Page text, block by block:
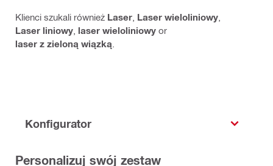
Klienci szukali również Laser Laser wieloliniowy
Laser liniowy laser wieloliniowy or
laser z zieloną wiązką
Konfigurator
Personalizuj swój zestaw